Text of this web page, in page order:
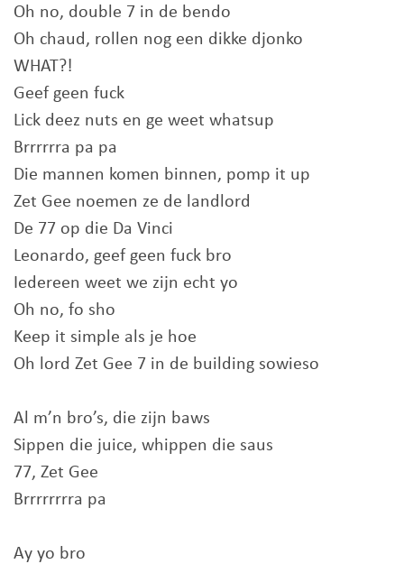
Oh no, double 7 in de bendo
Oh chaud, rollen nog een dikke djonko
WHAT?!
Geef geen fuck
Lick deez nuts en ge weet whatsup
Brrrrrra pa pa
Die mannen komen binnen, pomp it up
Zet Gee noemen ze de landlord
De 77 op die Da Vinci
Leonardo, geef geen fuck bro
Iedereen weet we zijn echt yo
Oh no, fo sho
Keep it simple als je hoe
Oh lord Zet Gee 7 in de building sowieso
Al m’n bro’s, die zijn baws
Sippen die juice, whippen die saus
77, Zet Gee
Brrrrrrrra pa
Ay yo bro